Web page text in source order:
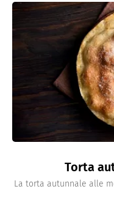
Torta
La torta autunnale alle